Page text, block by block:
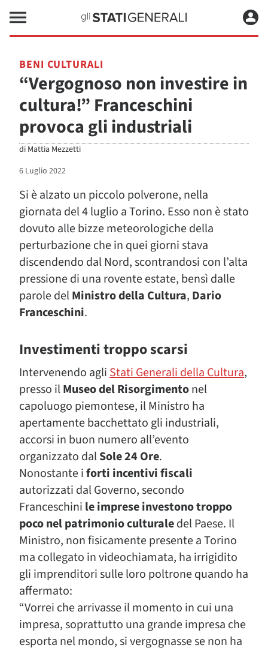
BENI CULTURALI
“Vergognoso non investire in
cultura!” Franceschini
provoca gli industriali
di Mattia Mezzetti
6 Luglio 2022
Si è alzato un piccolo polverone, nella
giornata del 4 luglio a Torino. Esso non è stato
dovuto alle bizze meteorologiche della
perturbazione che in quei giorni stava
discendendo dal Nord, scontrandosi con l’alta
pressione di una rovente estate, bensì dalle
parole delMinistro della Cultura, Dario
Franceschini.
Investimenti troppo scarsi
Intervenendo agliStati Generali della Cultura,
presso ilMuseo del Risorgimentonel
capoluogo piemontese, il Ministro ha
apertamente bacchettato gli industriali,
accorsi in buon numero all’evento
organizzato dalSole 24 Ore.
Nonostante iforti incentivi fiscali
autorizzati dal Governo, secondo
Franceschini le imprese investono troppo
poco nel patrimonio culturaledel Paese. Il
Ministro, non fisicamente presente a Torino
ma collegato in videochiamata, ha irrigidito
gli imprenditori sulle loro poltrone quando ha
affermato:
“Vorrei che arrivasse il momento in cui una
impresa, soprattutto una grande impresa che
esporta nel mondo, si vergognasse se non ha